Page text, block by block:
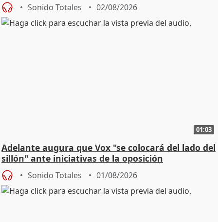
Sonido Totales 02/08/2026
01:03
Adelante augura que Vox "se colocará del lado del
sillón" ante iniciativas de la oposición
Sonido Totales 01/08/2026